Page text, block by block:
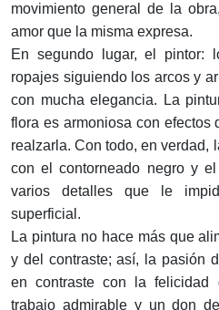
movimiento general de la
amor que la misma expresa.
En segundo lugar, el pintor:
ropajes siguiendo los arcos y
con mucha elegancia. La
flora es armoniosa con efectos
realzarla. Con todo, en verdad,
con el contorneado negro y
varios detalles que le
superficial.
La pintura no hace más que
y del contraste; así, la pasión
en contraste con la felicidad
trabajo admirable y un don